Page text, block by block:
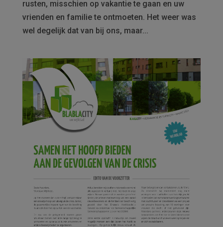
rusten, misschien op vakantie te gaan en uw
vrienden en familie te ontmoeten. Het weer was
wel degelijk dat van bij ons, maar...